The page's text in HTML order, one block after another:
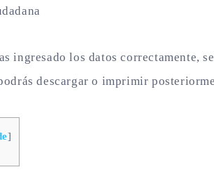
ingresado los datos correctamente,
descargar o imprimir
]